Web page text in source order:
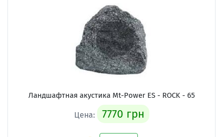
Ландшафтная акустика Mt-Power ES - ROCK - 65
Цена: 7770 грн